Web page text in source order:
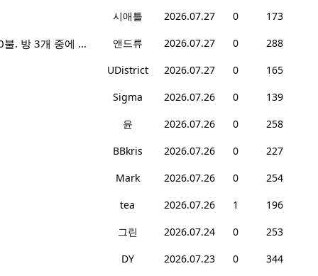
시애틀
2026.07.27 0 173
에드먼즈 부한식품 뒤 집 2층 전체 렌트2400불, 혹은 방렌트 800불*2개, 마스터베드 950불. 방 3개 중에 골라 쓰세요! 앤드류 2026.07.27 0
288
UDistrict
2026.07.27 0
165
Sigma
2026.07.26 0
139
윤
2026.07.26 0
258
BBkris
2026.07.26 0
227
Mark
2026.07.26 0
254
tea
2026.07.26 1
196
그린
2026.07.24 0
253
DY
2026.07.23 0 344